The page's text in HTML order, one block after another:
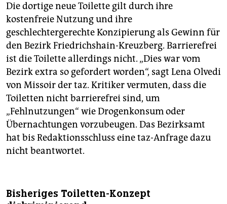
Die dortige neue Toilette gilt durch ihre
kostenfreie Nutzung und ihre
geschlechtergerechte Konzipierung als Gewinn für
den Bezirk Friedrichshain-Kreuzberg. Barrierefrei
ist die Toilette allerdings nicht. „Dies war vom
Bezirk extra so gefordert worden“, sagt Lena Olvedi
von Missoir der taz. Kritiker vermuten, dass die
Toiletten nicht barrierefrei sind, um
„Fehlnutzungen“ wie Drogenkonsum oder
Übernachtungen vorzubeugen. Das Bezirksamt
hat bis Redaktionsschluss eine taz-Anfrage dazu
nicht beantwortet.
Bisheriges Toiletten-Konzept